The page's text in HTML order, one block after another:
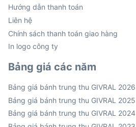
Hướng dẫn thanh toán
Liên hệ
Chính sách thanh toán giao hàng
In logo công ty
Bảng giá các năm
Bảng giá bánh trung thu GIVRAL 2026
Bảng giá bánh trung thu GIVRAL 2025
Bảng giá bánh trung thu GIVRAL 2024